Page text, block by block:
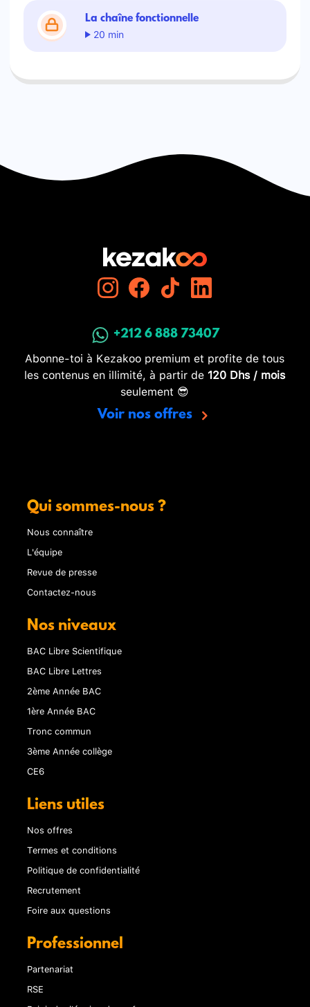
La chaîne fonctionnelle
20 min
+212 6 888 73407
Abonne-toi à Kezakoo premium et profite de tous
les contenus en illimité, à partir de 120 Dhs / mois
seulement 😎
Voir nos offres
Qui sommes-nous ?
Nous connaître
L'équipe
Revue de presse
Contactez-nous
Nos niveaux
BAC Libre Scientifique
BAC Libre Lettres
2ème Année BAC
1ère Année BAC
Tronc commun
3ème Année collège
CE6
Liens utiles
Nos offres
Termes et conditions
Politique de confidentialité
Recrutement
Foire aux questions
Professionnel
Partenariat
RSE